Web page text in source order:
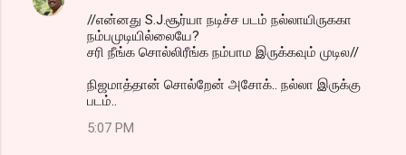
//என்னது S.J.சூர்யா நடிச்ச படம் நல்லாயிருககா
நம்பமுடியில்லையே?
சரி நீங்க சொல்லிரீங்க நம்பாம இருக்கவும் முடில//
நிஜமாத்தான் சொல்றேன் அசோக்.. நல்லா இருக்கு
படம்..
5:07 PM